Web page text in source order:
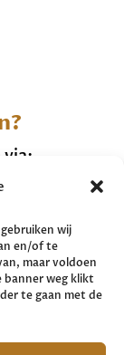
wij
en/of te
maar voldoen
banner weg klikt
te gaan met de
via: